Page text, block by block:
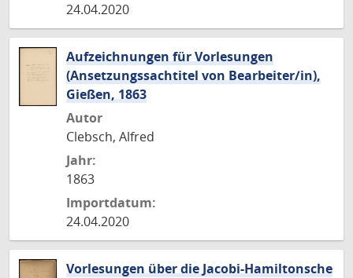
24.04.2020
Aufzeichnungen für Vorlesungen
(Ansetzungssachtitel von Bearbeiter/in),
Gießen, 1863
Autor
Clebsch, Alfred
Jahr:
1863
Importdatum:
24.04.2020
Vorlesungen über die Jacobi-Hamiltonsche